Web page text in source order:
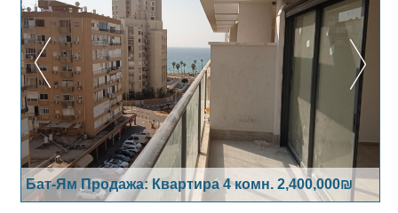
Бат-Ям Продажа: Квартира 4 комн. 2,400,000₪